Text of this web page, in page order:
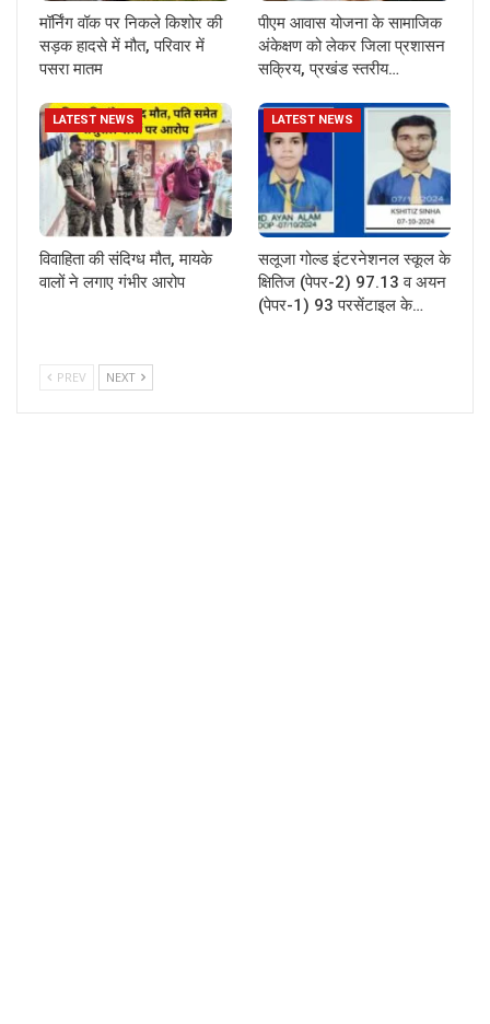
मॉर्निंग वॉक पर निकले किशोर की
सड़क हादसे में मौत, परिवार में
पसरा मातम
पीएम आवास योजना के सामाजिक
अंकेक्षण को लेकर जिला प्रशासन
सक्रिय, प्रखंड स्तरीय…
LATEST NEWS
विवाहिता की संदिग्ध मौत, मायके
वालों ने लगाए गंभीर आरोप
LATEST NEWS
सलूजा गोल्ड इंटरनेशनल स्कूल के
क्षितिज (पेपर-2) 97.13 व अयन
(पेपर-1) 93 परसेंटाइल के…
PREV NEXT